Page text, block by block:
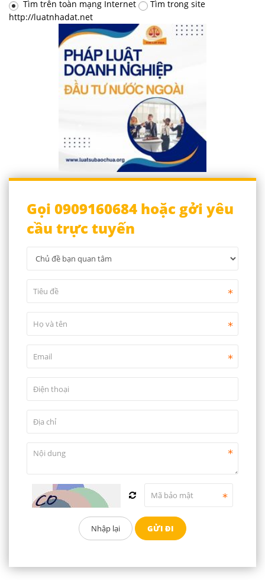
Tìm trên toàn mạng Internet
Tìm trong site
http://luatnhadat.net
Gọi 0909160684 hoặc gởi yêu
cầu trực tuyến